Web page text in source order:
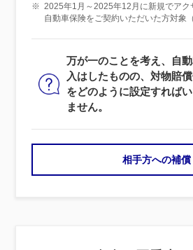
※ 2025年1月～2025年12月に新規でアク
自動車保険をご契約いただいた方対象
万が一のことを考え、自
入はしたものの、対物賠
をどのように設定すれば
ません。
相手方への補償